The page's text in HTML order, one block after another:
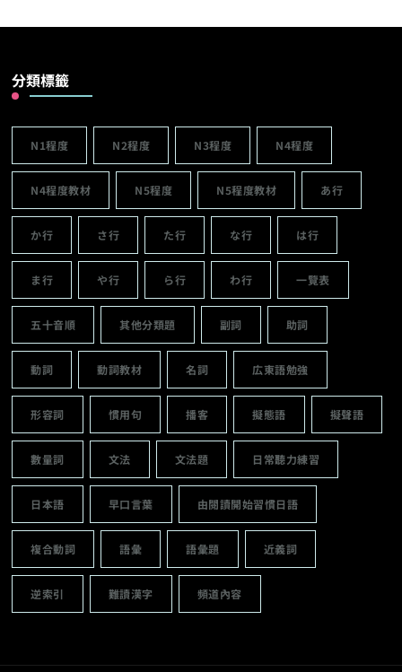
分類標籤
N1程度 N2程度 N3程度 N4程度
N4程度教材 N5程度 N5程度教材 あ行
か行 さ行 た行 な行 は行
ま行 や行 ら行 わ行 一覽表
五十音順 其他分類題 副詞 助詞
動詞 動詞教材 名詞 広東語勉強
形容詞 慣用句 播客 擬態語 擬聲語
數量詞 文法 文法題 日常聽力練習
日本語 早口言葉 由閱讀開始習慣日語
複合動詞 語彙 語彙題 近義詞
逆索引 難讀漢字 頻道內容